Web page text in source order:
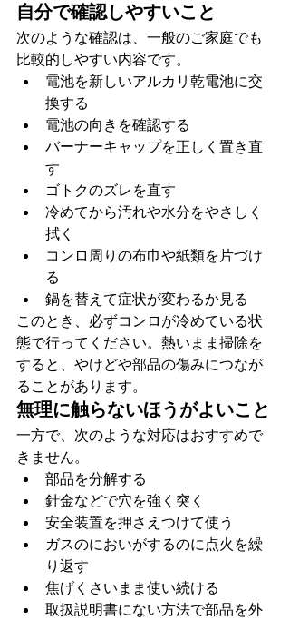
自分で確認しやすいこと
次のような確認は、一般のご家庭でも
比較的しやすい内容です。
電池を新しいアルカリ乾電池に交
換する
電池の向きを確認する
バーナーキャップを正しく置き直
す
ゴトクのズレを直す
冷めてから汚れや水分をやさしく
拭く
コンロ周りの布巾や紙類を片づけ
る
鍋を替えて症状が変わるか見る
このとき、必ずコンロが冷めている状
態で行ってください。熱いまま掃除を
すると、やけどや部品の傷みにつなが
ることがあります。
無理に触らないほうがよいこと
一方で、次のような対応はおすすめで
きません。
部品を分解する
針金などで穴を強く突く
安全装置を押さえつけて使う
ガスのにおいがするのに点火を繰
り返す
焦げくさいまま使い続ける
取扱説明書にない方法で部品を外